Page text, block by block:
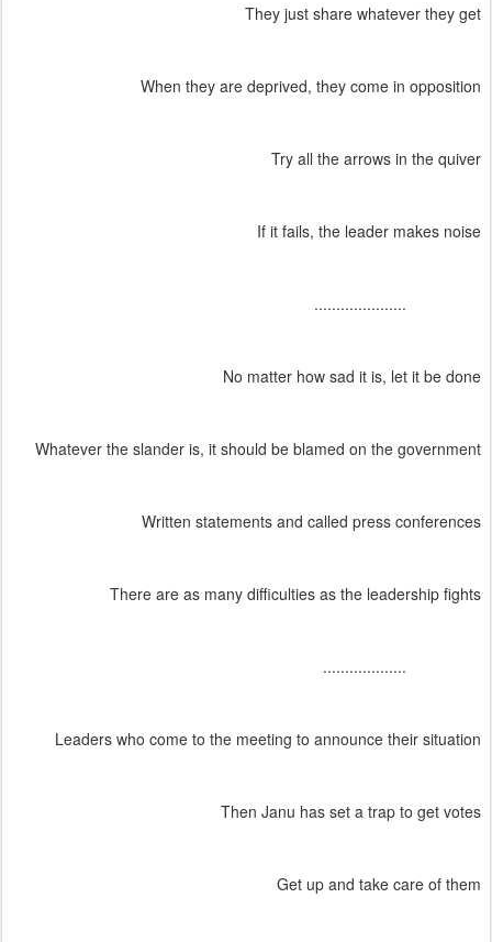
They just share whatever they get
When they are deprived, they come in opposition
Try all the arrows in the quiver
If it fails, the leader makes noise
.....................
No matter how sad it is, let it be done
Whatever the slander is, it should be blamed on the government
Written statements and called press conferences
There are as many difficulties as the leadership fights
...................
Leaders who come to the meeting to announce their situation
Then Janu has set a trap to get votes
Get up and take care of them